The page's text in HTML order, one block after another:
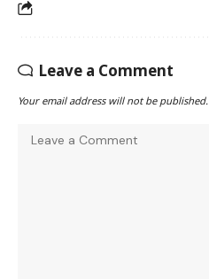
Leave a Comment
Your email address will not be published.